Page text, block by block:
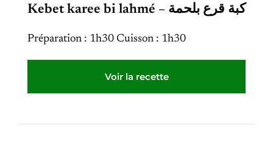
Kebet karee bi lahmé – كبة قرع بلحمة
Préparation : 1h30 Cuisson : 1h30
Voir la recette